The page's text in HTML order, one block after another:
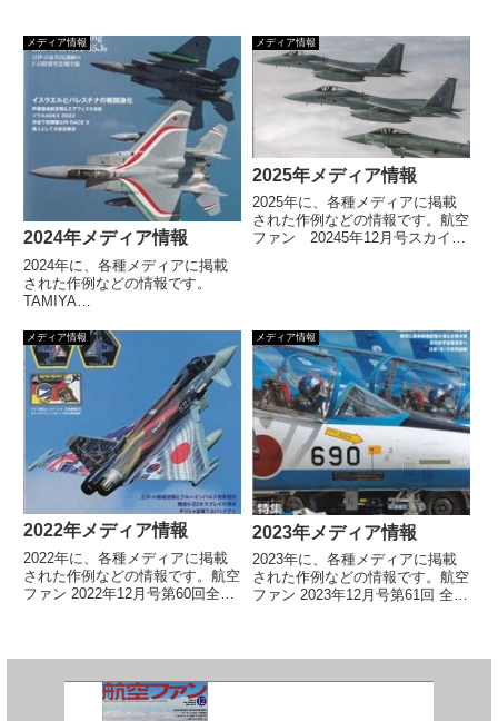
メディア情報
2024年メディア情報
2024年に、各種メディアに掲載
された作例などの情報です。
TAMIYA
メディア情報-第62回静岡ホビー
ショー（写真：松永氏・岩井氏）
航空ファン 2024年12月号航空自
衛隊 F‐15J戦... 【続きを読
む】
メディア情報
2025年メディア情報
2025年に、各種メディアに掲載
された作例などの情報です。航空
ファン 20245年12月号スカイマ
メディア情報
2022年メディア情報
2022年に、各種メディアに掲載
された作例などの情報です。航空
ファン 2022年12月号第60回全日
2022... 【続きを読む】
メディア情報
2023年メディア情報
2023年に、各種メディアに掲載
された作例などの情報です。航空
ファン 2023年12月号第61回 全日
ーダーポッ... 【続きを読む】